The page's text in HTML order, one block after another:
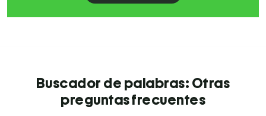
Buscador de palabras: Otras
preguntas frecuentes